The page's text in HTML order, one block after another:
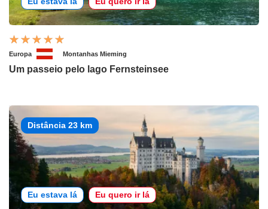
Europa Montanhas Mieming
Um passeio pelo lago Fernsteinsee
Distância 23 km
Eu estava lá Eu quero ir lá